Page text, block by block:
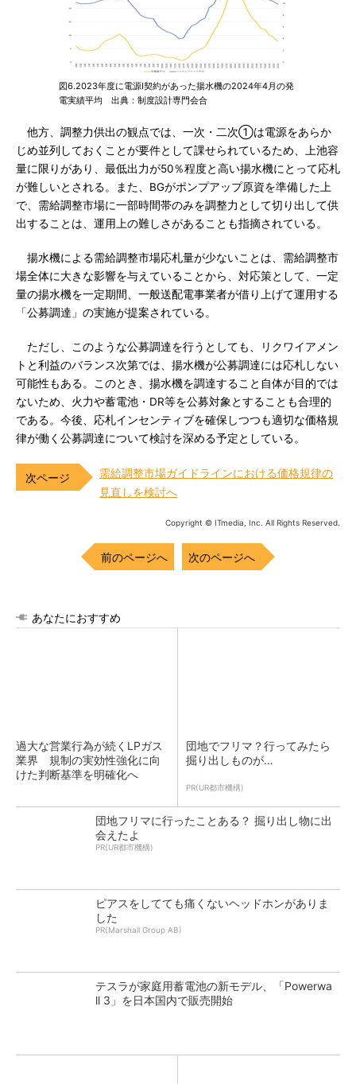
図6.2023年度に電源I契約があった揚水機の2024年4月の発
電実績平均 出典：制度設計専門会合
他方、調整力供出の観点では、一次・二次①は電源をあらか
じめ並列しておくことが要件として課せられているため、上池容
量に限りがあり、最低出力が50％程度と高い揚水機にとって応札
が難しいとされる。また、BGがポンプアップ原資を準備した上
で、需給調整市場に一部時間帯のみを調整力として切り出して供
出することは、運用上の難しさがあることも指摘されている。
揚水機による需給調整市場応札量が少ないことは、需給調整市
場全体に大きな影響を与えていることから、対応策として、⼀定
量の揚水機を一定期間、⼀般送配電事業者が借り上げて運用する
「公募調達」の実施が提案されている。
ただし、このような公募調達を行うとしても、リクワイアメン
トと利益のバランス次第では、揚水機が公募調達には応札しない
可能性もある。このとき、揚水機を調達すること自体が目的では
ないため、火力や蓄電池・DR等を公募対象とすることも合理的
である。今後、応札インセンティブを確保しつつも適切な価格規
律が働く公募調達について検討を深める予定としている。
需給調整市場ガイドラインにおける価格規律の
見直しを検討へ
Copyright © ITmedia, Inc. All Rights Reserved.
前のページへ 次のページへ
あなたにおすすめ
過大な営業行為が続くLPガス
業界 規制の実効性強化に向
けた判断基準を明確化へ
団地でフリマ？行ってみたら
掘り出しものが…
PR(UR都市機構)
団地フリマに行ったことある？ 掘り出し物に出
会えたよ
PR(UR都市機構)
ピアスをしてても痛くないヘッドホンがありま
した
PR(Marshall Group AB)
テスラが家庭用蓄電池の新モデル、「Powerwa
ll 3」を日本国内で販売開始